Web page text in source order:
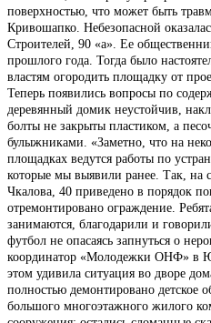
поверхностью, что может быть
Кривошапко. Небезопасной
Строителей, 90 «а». Ее
прошлого года. Тогда было
властям огородить площадку от
Теперь появились вопросы по
деревянный домик неустойчив,
болты не закрыты пластиком, а
булыжниками. «Заметно, что на
площадках ведутся работы по
которые мы выявили ранее. Так, на
Чкалова, 40 приведено в порядок
отремонтировано ограждение.
занимаются, благодарили и
футбол не опасаясь запнуться о
координатор «Молодежки ОНФ» в
этом удивила ситуация во дворе
полностью демонтировано детское
большого многоэтажного жилого